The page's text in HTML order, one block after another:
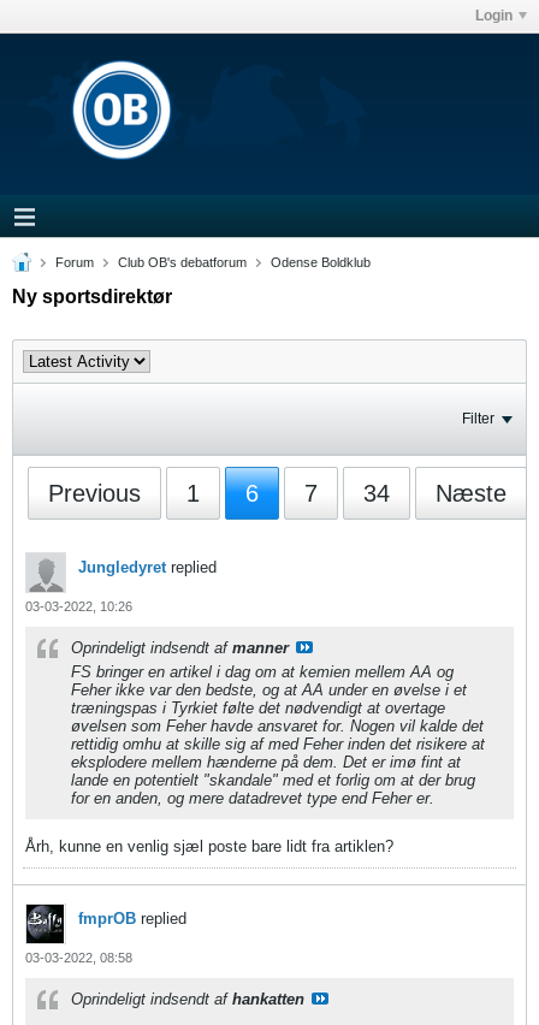
Login
Forum Club OB's debatforum Odense Boldklub
Ny sportsdirektør
Filter
Previous 1 6 7 34 Næste
Jungledyretreplied
03-03-2022, 10:26
Oprindeligt indsendt af manner
FS bringer en artikel i dag om at kemien mellem AA og
Feher ikke var den bedste, og at AA under en øvelse i et
træningspas i Tyrkiet følte det nødvendigt at overtage
øvelsen som Feher havde ansvaret for. Nogen vil kalde det
rettidig omhu at skille sig af med Feher inden det risikere at
eksplodere mellem hænderne på dem. Det er imø fint at
lande en potentielt "skandale" med et forlig om at der brug
for en anden, og mere datadrevet type end Feher er.
Årh, kunne en venlig sjæl poste bare lidt fra artiklen?
fmprOB replied
03-03-2022, 08:58
Oprindeligt indsendt af hankatten